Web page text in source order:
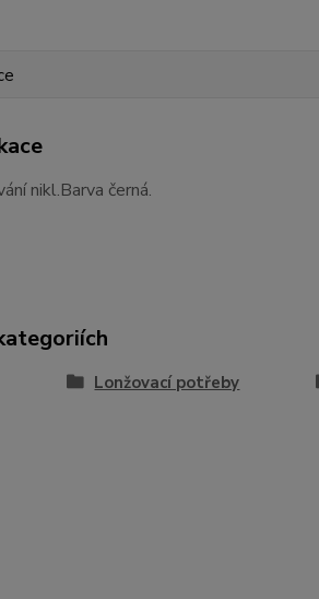
nikl.Barva černá.
Lonžovací potřeby